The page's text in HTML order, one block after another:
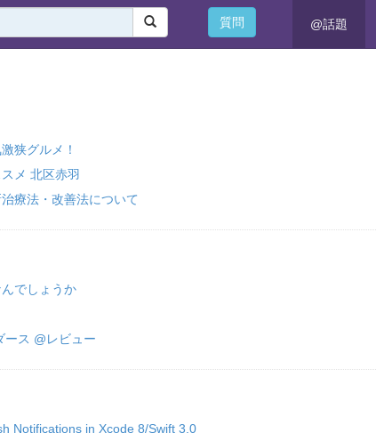
質問 @話題
狭グルメ！
メ 北区赤羽
療法・改善法について
でしょうか
ース @レビュー
Notifications in Xcode 8/Swift 3.0